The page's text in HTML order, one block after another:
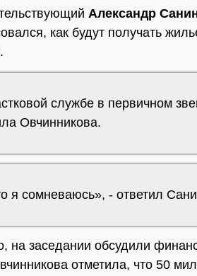
Александр
как будут получать
службе в первичном
Овчинникова.
я сомневаюсь», - ответил
на заседании обсудили
отметила, что 50